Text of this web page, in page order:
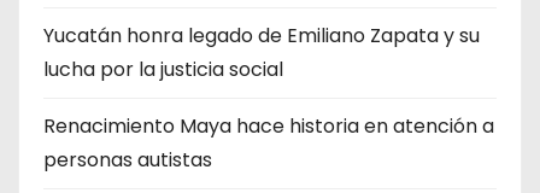
Yucatán honra legado de Emiliano Zapata y su
lucha por la justicia social
Renacimiento Maya hace historia en atención a
personas autistas